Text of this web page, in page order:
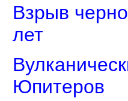
Взрыв
лет
Юпитеров